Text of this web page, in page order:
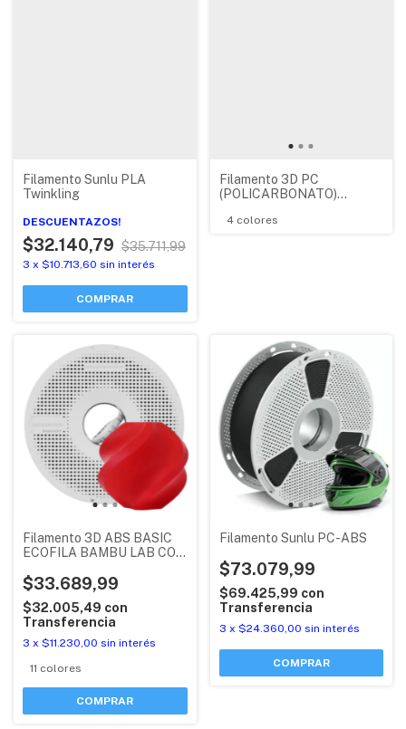
Filamento Sunlu PLA
Twinkling
DESCUENTAZOS!
$32.140,79 $35.711,99
3 x $10.713,60 sin interés
Filamento 3D PC
(POLICARBONATO)
RFID
4 colores
Filamento 3D ABS BASIC
ECOFILA BAMBU LAB CON
$33.689,99
$32.005,49 con
Transferencia
3 x $11.230,00 sin interés
11 colores
COMPRAR
Filamento Sunlu PC-ABS
$73.079,99
$69.425,99 con
Transferencia
3 x $24.360,00 sin interés
COMPRAR